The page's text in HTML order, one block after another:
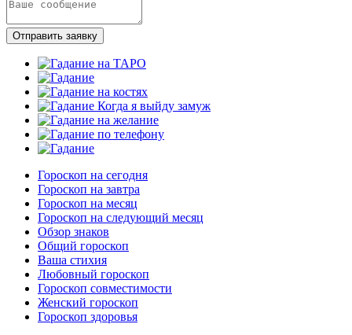
Отправить заявку
Гороскоп на сегодня
Гороскоп на завтра
Гороскоп на месяц
Гороскоп на следующий месяц
Обзор знаков
Общий гороскоп
Ваша стихия
Любовный гороскоп
Гороскоп совместимости
Женский гороскоп
Гороскоп здоровья